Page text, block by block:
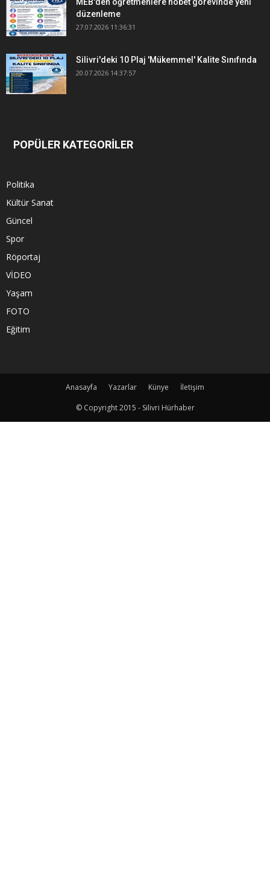
MEB'den öğretmenlere nöbet görevinde yeni
düzenleme
27.07.2026 11:36:31
Silivri'deki 10 Plaj 'Mükemmel' Kalite Sınıfında
20.07.2026 14:37:57
POPÜLER KATEGORİLER
Politika
Kültür Sanat
Güncel
Spor
Röportaj
VİDEO
Yaşam
FOTO
Eğitim
Anasayfa Yazarlar Künye
İletişim
© Copyright 2015 - Silivri Hürhaber